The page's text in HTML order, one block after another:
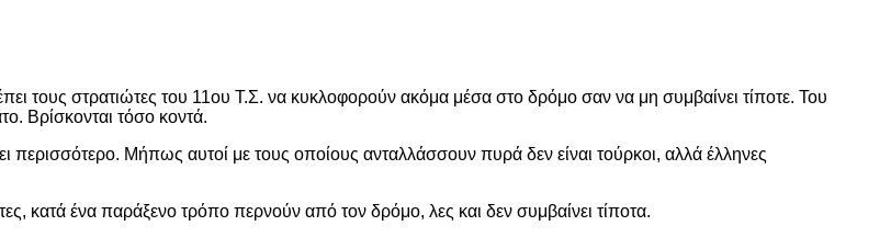
τους στρατιώτες του 11ου Τ.Σ. να κυκλοφορούν ακόμα μέσα στο δρόμο σαν να μη συμβαίνει τίποτε. Του
Βρίσκονται τόσο κοντά.
Μήπως αυτοί με τους οποίους ανταλλάσσουν πυρά δεν είναι τούρκοι, αλλά έλληνες
κατά ένα παράξενο τρόπο περνούν από τον δρόμο, λες και δεν συμβαίνει τίποτα.